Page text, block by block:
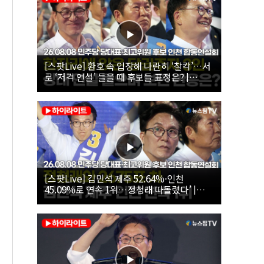
[스팟Live] 환호 속 입장해 나란히 ‘찰칵’…서
로 ‘저격 연설’ 들을 때 후보들 표정은? |
26.08.08 더불어민주당 당대표·최고위원 후
보 인천 합동연설회
[스팟Live] 김민석 제주 52.64%·인천
45.09%로 연속 1위…정청래 따돌렸다’ |
26.08.08 더불어민주당 당대표·최고위원 후
보 인천 합동연설회